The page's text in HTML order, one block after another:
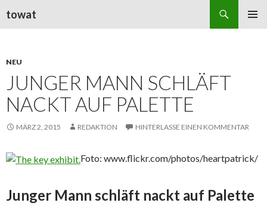
towat
NEU
JUNGER MANN SCHLÄFT
NACKT AUF PALETTE
MÄRZ 2, 2015 REDAKTION HINTERLASSE EINEN KOMMENTAR
Foto: www.flickr.com/photos/heartpatrick/
Junger Mann schläft nackt auf Palette